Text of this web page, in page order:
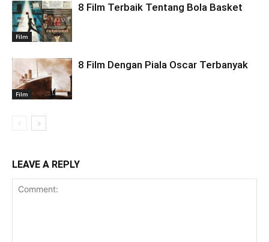
Film
8 Film Terbaik Tentang Bola Basket
Film
8 Film Dengan Piala Oscar Terbanyak
LEAVE A REPLY